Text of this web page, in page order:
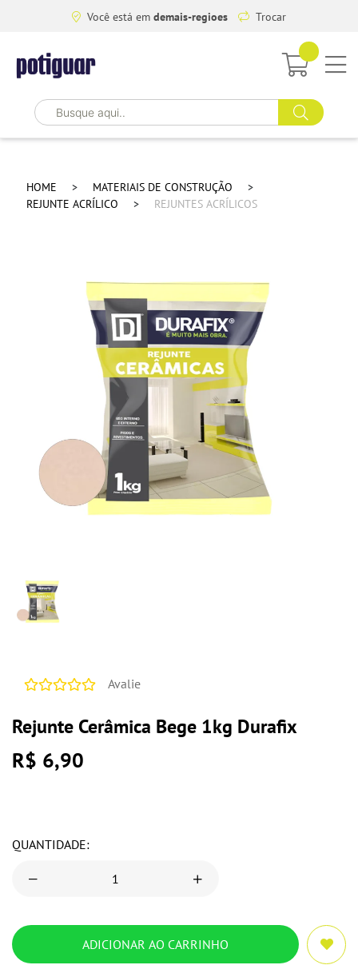
Você está em demais-regioes Trocar
HOME
MATERIAIS DE CONSTRUÇÃO
REJUNTE ACRÍLICO
REJUNTES ACRÍLICOS
Avalie
Rejunte Cerâmica Bege 1kg Durafix
R$ 6,90
QUANTIDADE: